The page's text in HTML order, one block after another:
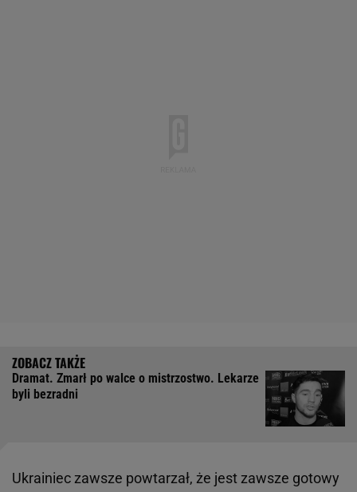
Dramat. Zmarł po walce o mistrzostwo. Lekarze
byli bezradni
Ukrainiec zawsze powtarzał, że jest zawsze gotowy